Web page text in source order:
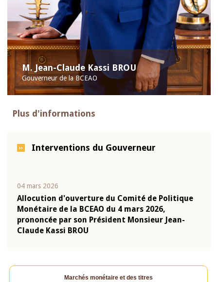
M. Jean-Claude Kassi BROU
Gouverneur de la BCEAO
Plus d'informations
Interventions du Gouverneur
04 mars 2026
Allocution d'ouverture du Comité de Politique
Monétaire de la BCEAO du 4 mars 2026,
prononcée par son Président Monsieur Jean-
Claude Kassi BROU
Marchés monétaire et des titres